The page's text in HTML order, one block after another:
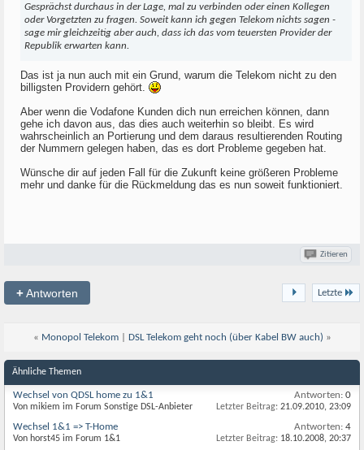
Gesprächst durchaus in der Lage, mal zu verbinden oder einen Kollegen
oder Vorgetzten zu fragen. Soweit kann ich gegen Telekom nichts sagen -
sage mir gleichzeitig aber auch, dass ich das vom teuersten Provider der
Republik erwarten kann.
Das ist ja nun auch mit ein Grund, warum die Telekom nicht zu den
billigsten Providern gehört.
Aber wenn die Vodafone Kunden dich nun erreichen können, dann
gehe ich davon aus, das dies auch weiterhin so bleibt. Es wird
wahrscheinlich an Portierung und dem daraus resultierenden Routing
der Nummern gelegen haben, das es dort Probleme gegeben hat.
Wünsche dir auf jeden Fall für die Zukunft keine größeren Probleme
mehr und danke für die Rückmeldung das es nun soweit funktioniert.
Zitieren
+Antworten Letzte
« Monopol Telekom| DSL Telekom geht noch (über Kabel BW auch) »
Ähnliche Themen
Wechsel von QDSL home zu 1&1
Von mikiem im Forum Sonstige DSL-Anbieter
Antworten: 0
Letzter Beitrag: 21.09.2010, 23:09
Wechsel 1&1 => T-Home
Von horst45 im Forum 1&1
Antworten: 4
Letzter Beitrag: 18.10.2008, 20:37